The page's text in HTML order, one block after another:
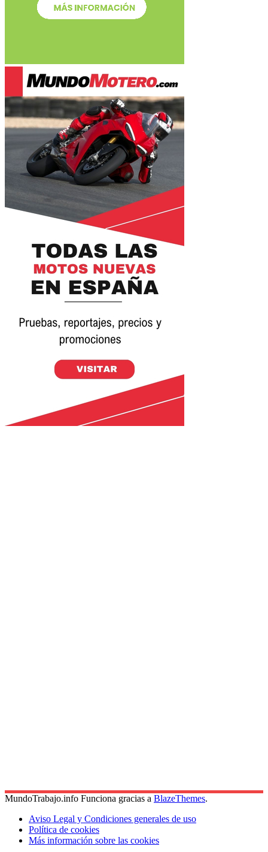
MundoTrabajo.info Funciona gracias a BlazeThemes.
Aviso Legal y Condiciones generales de uso
Política de cookies
Más información sobre las cookies